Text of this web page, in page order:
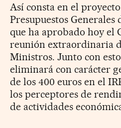
Así consta en el
Presupuestos Generales
que ha aprobado hoy el
reunión extraordinaria
Ministros. Junto con
eliminará con carácter
de los 400 euros en el
los perceptores de
de actividades